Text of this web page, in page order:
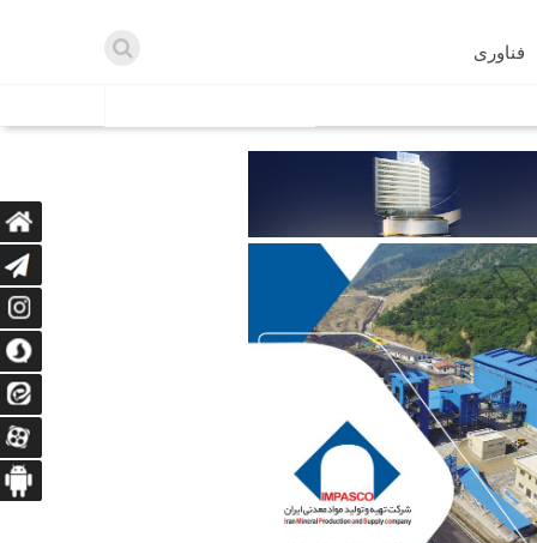
فناوری
دریافت می‌کنند